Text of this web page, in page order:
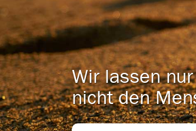
Wir lassen
nicht den